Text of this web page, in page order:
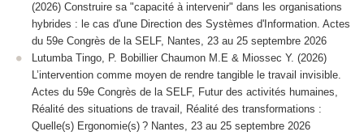
(2026) Construire sa "capacité à intervenir" dans les organisations
hybrides : le cas d'une Direction des Systèmes d'Information. Actes
du 59e Congrès de la SELF, Nantes, 23 au 25 septembre 2026
Lutumba Tingo, P. Bobillier Chaumon M.E & Miossec Y. (2026)
L’intervention comme moyen de rendre tangible le travail invisible.
Actes du 59e Congrès de la SELF, Futur des activités humaines,
Réalité des situations de travail, Réalité des transformations :
Quelle(s) Ergonomie(s) ? Nantes, 23 au 25 septembre 2026